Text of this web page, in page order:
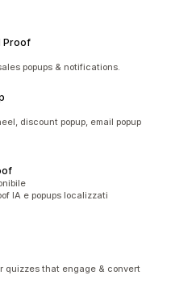
Proof
popups & notifications.
discount popup, email popup
IA e popups localizzati
quizzes that engage & convert